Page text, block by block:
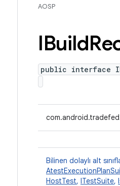
AOSP
IBuild
public interface
Bilinen dolaylı alt
HostTest, ITestSuite,